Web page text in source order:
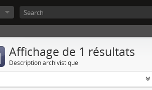
Affichage de 1 résultats
Description archivistique